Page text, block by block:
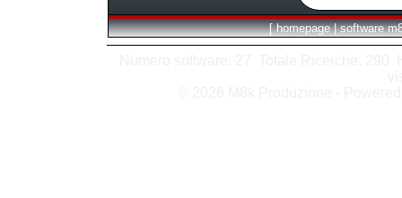
[ homepage | software